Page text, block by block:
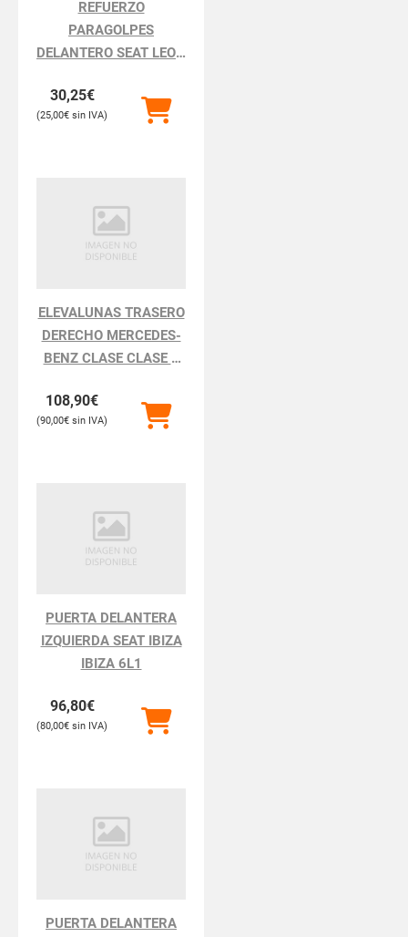
REFUERZO
PARAGOLPES
DELANTERO SEAT LEON
30,25€
25,00€
ELEVALUNAS TRASERO
DERECHO MERCEDES-
BENZ CLASE CLASE S
108,90€
90,00€
PUERTA DELANTERA
IZQUIERDA SEAT IBIZA
IBIZA 6L1
96,80€
80,00€
PUERTA DELANTERA